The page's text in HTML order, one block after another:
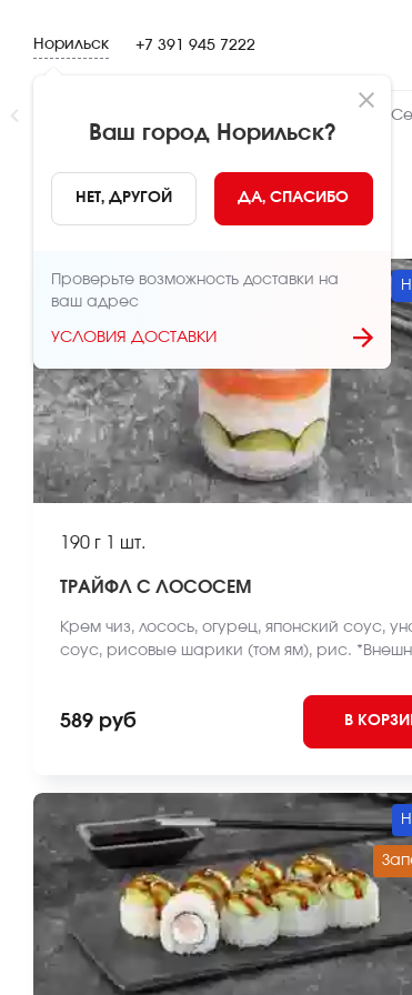
Норильск
Ваш город Норильск?
НЕТ, ДРУГОЙ ДА, СПАСИБО
Проверьте возможность доставки на
ваш адрес
УСЛОВИЯ ДОСТАВКИ
+7 391 945 7222
Новинки
190 г 1 шт.
ТРАЙФЛ С ЛОСОСЕМ
Крем чиз, лосось, огурец, японский соус,
соус, рисовые шарики (том ям), рис.
589 руб В